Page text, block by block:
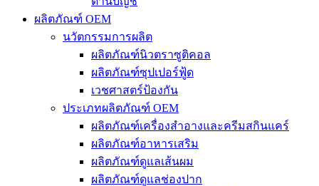
ผลิตภัณฑ์ OEM
นวัตกรรมการผลิต
ผลิตภัณฑ์นิวตราซูติคอล
ผลิตภัณฑ์ซุปเปอร์ฟู้ด
เวชศาสตร์ป้องกัน
ประเภทผลิตภัณฑ์ OEM
ผลิตภัณฑ์เครื่องสำอางและครีมสกินแคร์
ผลิตภัณฑ์อาหารเสริม
ผลิตภัณฑ์ดูแลเส้นผม
ผลิตภัณฑ์ดูแลช่องปาก